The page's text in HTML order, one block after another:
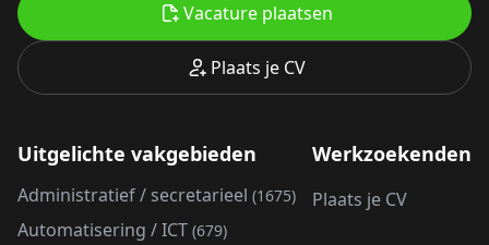
Plaats je CV
Vacature plaatsen
Uitgelichte vakgebieden
Administratief / secretarieel (1675)
Automatisering / ICT (679)
Werkzoekenden
Plaats je CV